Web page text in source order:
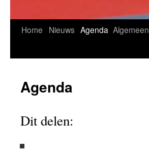
Home Nieuws Agenda Algemeen
Agenda
Dit delen: